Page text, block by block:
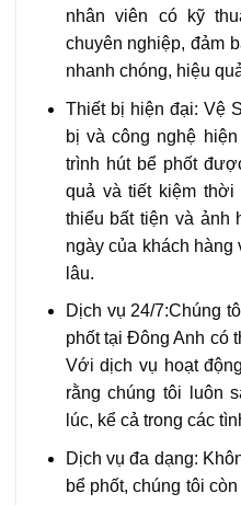
nhân viên có kỹ
chuyên nghiệp, đảm
nhanh chóng, hiệu
Thiết bị hiện đại: Vệ
bị và công nghệ
trình hút bể phốt
quả và tiết kiệm
thiểu bất tiện và ảnh
ngày của khách
lâu.
Dịch vụ 24/7:Chúng
phốt tại Đông Anh có
Với dịch vụ hoạt
rằng chúng tôi luôn
lúc, kể cả trong các
Dịch vụ đa dạng:
bể phốt, chúng tôi